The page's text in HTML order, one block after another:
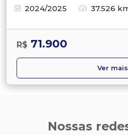
2024/2025
37.526
R$ 71.900
Ver mais
Nossas